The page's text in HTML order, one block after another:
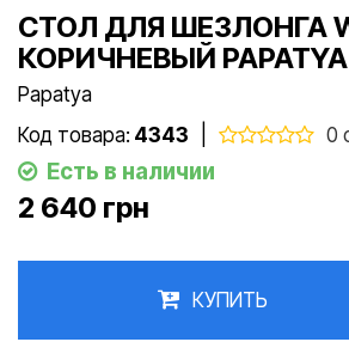
СТОЛ ДЛЯ ШЕЗЛОНГА
КОРИЧНЕВЫЙ PAPATYA
Papatya
Код товара: 4343 0
Есть в наличии
2 640 грн
КУПИТЬ